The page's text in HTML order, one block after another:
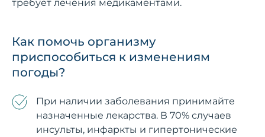
требует лечения медикаментами.
Как помочь организму
приспособиться к изменениям
погоды?
При наличии заболевания принимайте
назначенные лекарства. В 70% случаев
инсульты, инфаркты и гипертонические